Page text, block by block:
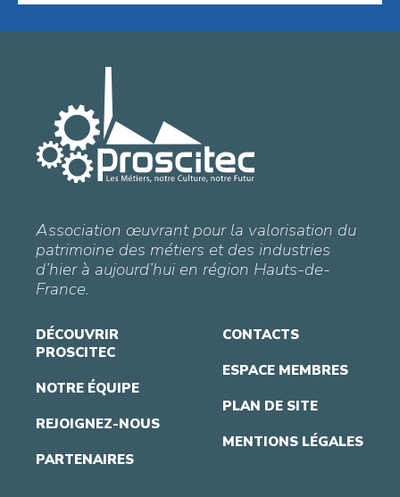
Association œuvrant pour la valorisation du
patrimoine des métiers et des industries
d’hier à aujourd’hui en région Hauts-de-
France.
DÉCOUVRIR
PROSCITEC
NOTRE ÉQUIPE
REJOIGNEZ-NOUS
PARTENAIRES
CONTACTS
ESPACE MEMBRES
PLAN DE SITE
MENTIONS LÉGALES